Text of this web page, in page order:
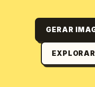
GERAR